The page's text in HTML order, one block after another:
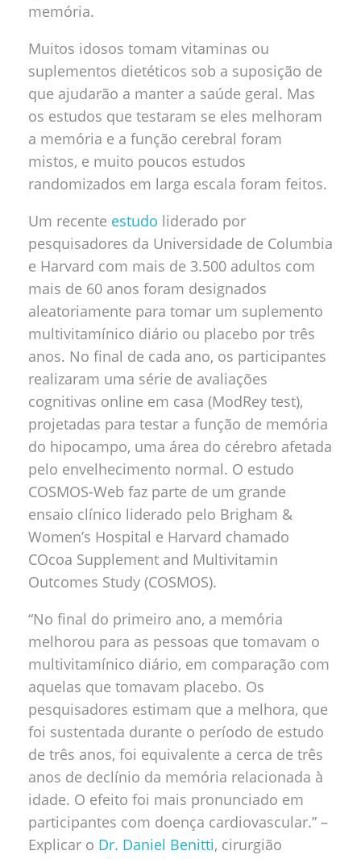
memória.
Muitos idosos tomam vitaminas ou
suplementos dietéticos sob a suposição de
que ajudarão a manter a saúde geral. Mas
os estudos que testaram se eles melhoram
a memória e a função cerebral foram
mistos, e muito poucos estudos
randomizados em larga escala foram feitos.
Um recente estudo liderado por
pesquisadores da Universidade de Columbia
e Harvard com mais de 3.500 adultos com
mais de 60 anos foram designados
aleatoriamente para tomar um suplemento
multivitamínico diário ou placebo por três
anos. No final de cada ano, os participantes
realizaram uma série de avaliações
cognitivas online em casa (ModRey test),
projetadas para testar a função de memória
do hipocampo, uma área do cérebro afetada
pelo envelhecimento normal. O estudo
COSMOS-Web faz parte de um grande
ensaio clínico liderado pelo Brigham &
Women’s Hospital e Harvard chamado
COcoa Supplement and Multivitamin
Outcomes Study (COSMOS).
“No final do primeiro ano, a memória
melhorou para as pessoas que tomavam o
multivitamínico diário, em comparação com
aquelas que tomavam placebo. Os
pesquisadores estimam que a melhora, que
foi sustentada durante o período de estudo
de três anos, foi equivalente a cerca de três
anos de declínio da memória relacionada à
idade. O efeito foi mais pronunciado em
participantes com doença cardiovascular.” –
Explicar o Dr. Daniel Benitti, cirurgião